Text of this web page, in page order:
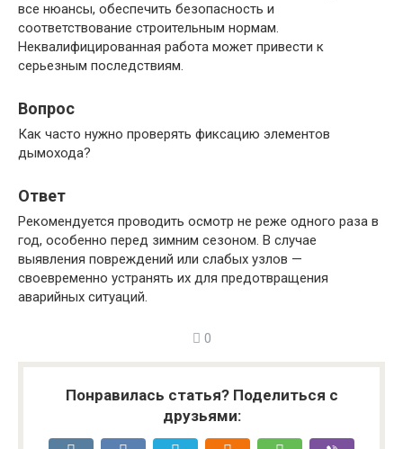
все нюансы, обеспечить безопасность и
соответствование строительным нормам.
Неквалифицированная работа может привести к
серьезным последствиям.
Вопрос
Как часто нужно проверять фиксацию элементов
дымохода?
Ответ
Рекомендуется проводить осмотр не реже одного раза в
год, особенно перед зимним сезоном. В случае
выявления повреждений или слабых узлов —
своевременно устранять их для предотвращения
аварийных ситуаций.
0
Понравилась статья? Поделиться с
друзьями: